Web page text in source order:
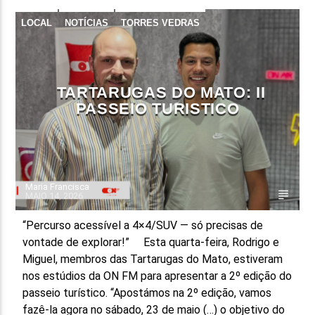
FAIXA ATUAL
TÍTULO
ARTISTA
ON FM
LOCAL NOTÍCIAS TORRES VEDRAS
TARTARUGAS DO MATO: II
PASSEIO TURISTICO
Maria Francisca
“Percurso acessível a 4×4/SUV — só precisas de
vontade de explorar!” Esta quarta-feira, Rodrigo e
Miguel, membros das Tartarugas do Mato, estiveram
nos estúdios da ON FM para apresentar a 2º edição do
passeio turístico. “Apostámos na 2º edição, vamos
fazê-la agora no sábado, 23 de maio (…) o objetivo do